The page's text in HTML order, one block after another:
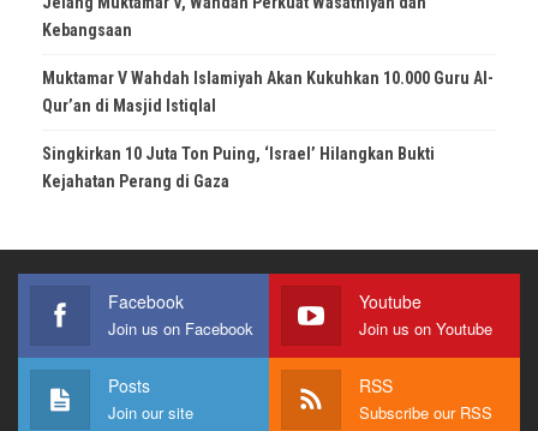
Kebangsaan
Muktamar V Wahdah Islamiyah Akan Kukuhkan 10.000 Guru Al-
Qur’an di Masjid Istiqlal
Singkirkan 10 Juta Ton Puing, ‘Israel’ Hilangkan Bukti
Kejahatan Perang di Gaza
Facebook
Join us on Facebook
Youtube
Join us on Youtube
Posts
Join our site
RSS
Subscribe our RSS